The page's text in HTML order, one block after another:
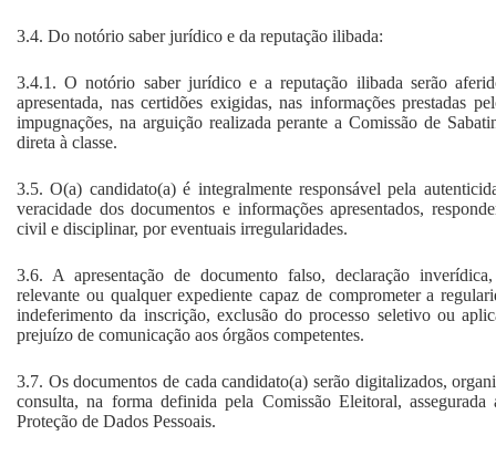
3.4. Do notório saber jurídico e da reputação ilibada:
3.4.1. O notório saber jurídico e a reputação ilibada serão
apresentada, nas certidões exigidas, nas informações prestadas
impugnações, na arguição realizada perante a Comissão de
direta à classe.
3.5. O(a) candidato(a) é integralmente responsável pela
veracidade dos documentos e informações apresentados,
civil e disciplinar, por eventuais irregularidades.
3.6. A apresentação de documento falso, declaração
relevante ou qualquer expediente capaz de comprometer a
indeferimento da inscrição, exclusão do processo seletivo ou
prejuízo de comunicação aos órgãos competentes.
3.7. Os documentos de cada candidato(a) serão digitalizados,
consulta, na forma definida pela Comissão Eleitoral,
Proteção de Dados Pessoais.